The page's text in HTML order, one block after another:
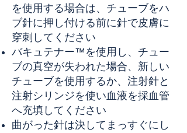
を使用する場合は、チューブをハ
ブ針に押し付ける前に針で皮膚に
穿刺してください
バキュテナー™を使用し、チュー
ブの真空が失われた場合、新しい
チューブを使用するか、注射針と
注射シリンジを使い血液を採血管
へ充填してください
曲がった針は決してまっすぐにし